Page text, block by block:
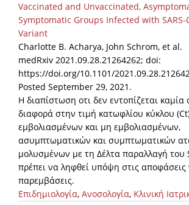
Vaccinated and Unvaccinated,
Symptomatic Groups Infected with SARS-
Variant
Charlotte B. Acharya, John Schrom, et al.
medRxiv 2021.09.28.21264262; doi:
https://doi.org/10.1101/
Posted September 29, 2021.
Η διαπίστωση οτι δεν εντοπίζεται καμία
διαφορά στην τιμή κατωφλίου κύκλου
εμβολιασμένων και μη εμβολιασμένων,
ασυμπτωματικών και συμπτωματικών
μολυσμένων με τη Δέλτα παραλλαγή του
πρέπει να ληφθεί υπόψη στις αποφάσεις
παρεμβάσεις.
Επιδημιολογία, Ανοσολογία, Κλινική